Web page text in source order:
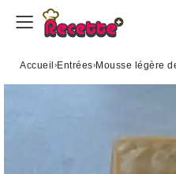
Accueil ›Entrées›Mousse légère